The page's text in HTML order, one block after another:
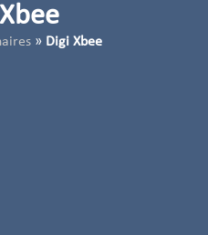
» Digi Xbee